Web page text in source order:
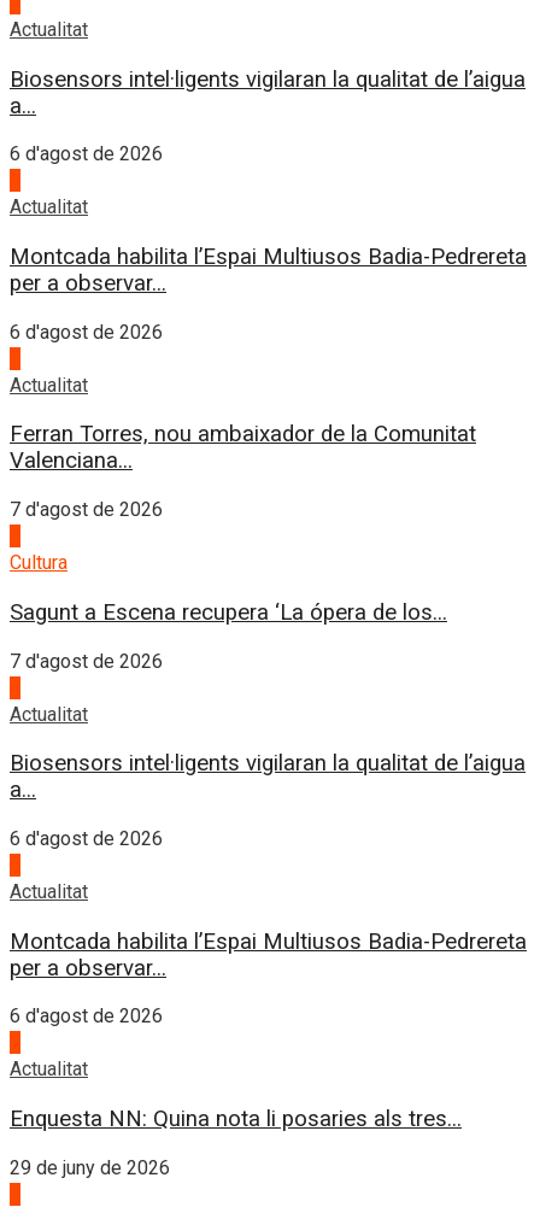
Actualitat
Biosensors intel·ligents vigilaran la qualitat de l’aigua
a...
6 d'agost de 2026
Actualitat
Montcada habilita l’Espai Multiusos Badia-Pedrereta
per a observar...
6 d'agost de 2026
Actualitat
Ferran Torres, nou ambaixador de la Comunitat
Valenciana...
7 d'agost de 2026
Cultura
Sagunt a Escena recupera ‘La ópera de los...
7 d'agost de 2026
Actualitat
Biosensors intel·ligents vigilaran la qualitat de l’aigua
a...
6 d'agost de 2026
Actualitat
Montcada habilita l’Espai Multiusos Badia-Pedrereta
per a observar...
6 d'agost de 2026
Actualitat
Enquesta NN: Quina nota li posaries als tres...
29 de juny de 2026